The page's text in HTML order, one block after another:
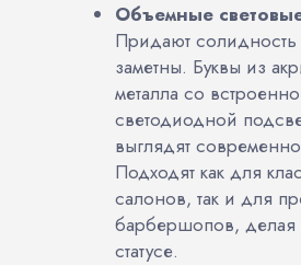
Объемные
Придают
заметны. Буквы из
металла со
светодиодной
выглядят
Подходят как для
салонов, так и для
барбершопов, делая
статусе.